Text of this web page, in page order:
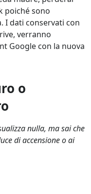
poiché sono
I dati conservati con
verranno
Google con la nuova
o
nulla, ma sai che
di accensione o ai